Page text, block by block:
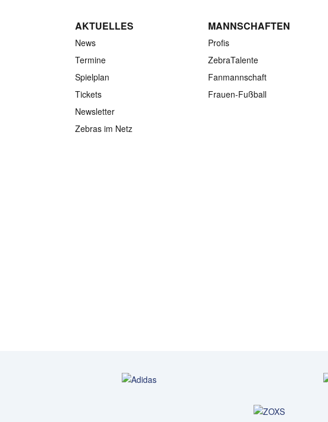
AKTUELLES
News
Termine
Spielplan
Tickets
Newsletter
Zebras im Netz
MANNSCHAFTEN
Profis
ZebraTalente
Fanmannschaft
Frauen-Fußball